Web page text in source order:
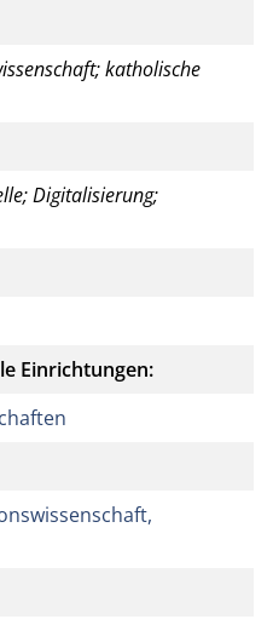
katholische
Digitalisierung;
Einrichtungen: